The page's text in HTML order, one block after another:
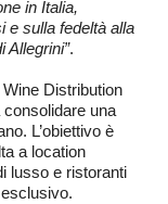
in Italia,
e sulla fedeltà alla
Allegrini”.
Wine Distribution
una
L’obiettivo è
a location
lusso e ristoranti